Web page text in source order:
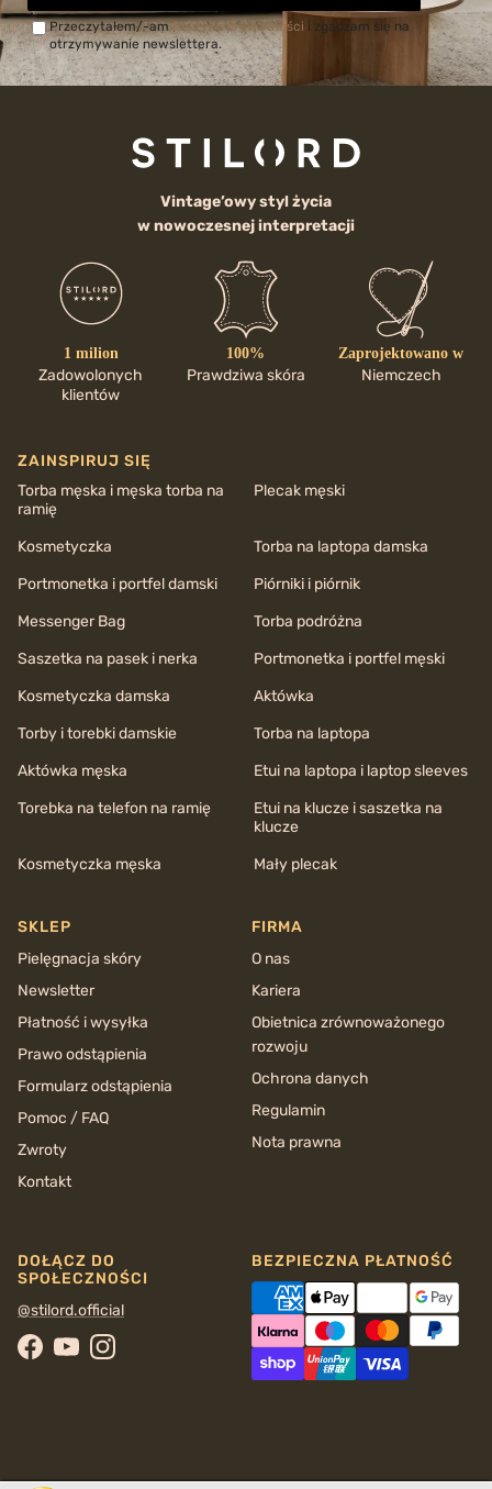
Przeczytałem/-amPolitykę prywatności i zgadzam się na
otrzymywanie newslettera.
Vintage’owy styl życia
w nowoczesnej interpretacji
1 milion
Zadowolonych
klientów
100%
Prawdziwa skóra
Zaprojektowano w
Niemczech
ZAINSPIRUJ SIĘ
Torba męska i męska torba na
ramię
Plecak męski
Kosmetyczka
Torba na laptopa damska
Portmonetka i portfel damski
Piórniki i piórnik
Messenger Bag
Torba podróżna
Saszetka na pasek i nerka
Portmonetka i portfel męski
Kosmetyczka damska
Aktówka
Torby i torebki damskie
Torba na laptopa
Aktówka męska
Etui na laptopa i laptop sleeves
Torebka na telefon na ramię
Etui na klucze i saszetka na
klucze
Kosmetyczka męska
Mały plecak
SKLEP
Pielęgnacja skóry
Newsletter
Płatność i wysyłka
Prawo odstąpienia
Formularz odstąpienia
Pomoc / FAQ
Zwroty
Kontakt
FIRMA
O nas
Kariera
Obietnica zrównoważonego
rozwoju
Ochrona danych
Regulamin
Nota prawna
DOŁĄCZ DO
SPOŁECZNOŚCI
@stilord.official
Facebook
YouTubeInstagram
BEZPIECZNA PŁATNOŚĆ